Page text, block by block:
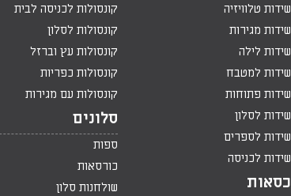
שידות טלוויזיה
שידות מגירות
שידות לילה
שידות למטבח
שידות פתוחות
שידות לסלון
שידות לספרים
שידות לכניסה
כסאות
קונסולות לכניסה לבית
קונסולות לסלון
קונסולות עץ וברזל
קונסולות כפריות
קונסולות עם מגירות
סלונים
ספות
כורסאות
שולחנות סלון